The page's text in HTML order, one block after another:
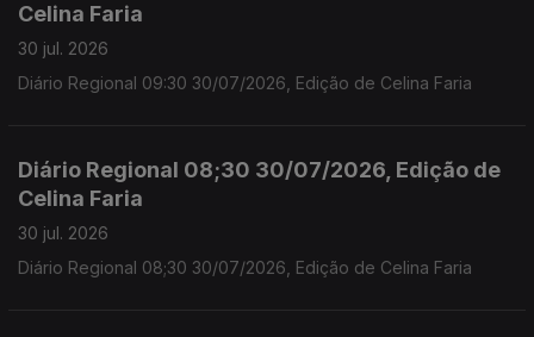
Celina Faria
30 jul. 2026
Diário Regional 09:30 30/07/2026, Edição de Celina Faria
Diário Regional 08;30 30/07/2026, Edição de
Celina Faria
30 jul. 2026
Diário Regional 08;30 30/07/2026, Edição de Celina Faria